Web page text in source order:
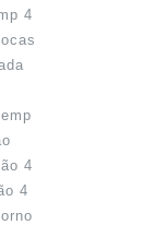
4
4
4